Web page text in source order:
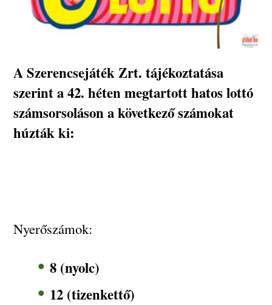
A Szerencsejáték Zrt. tájékoztatása
szerint a 42. héten megtartott hatos lottó
számsorsoláson a következő számokat
húzták ki:
Nyerőszámok:
8 (nyolc)
12 (tizenkettő)